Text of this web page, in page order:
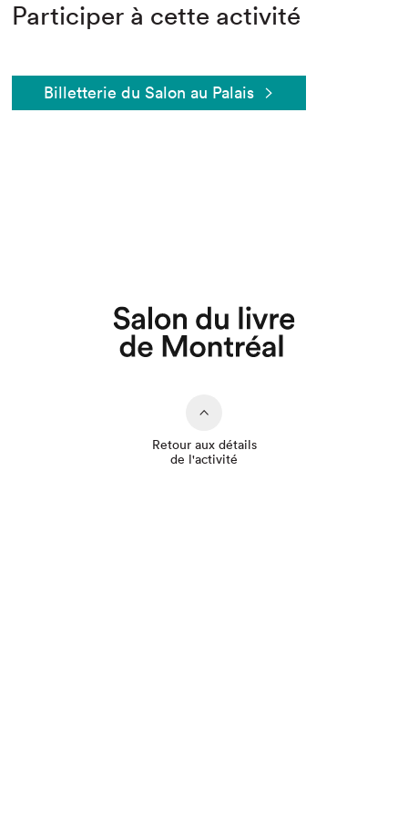
Participer à cette activité
Billetterie du Salon au Palais
Retour aux détails
de l'activité